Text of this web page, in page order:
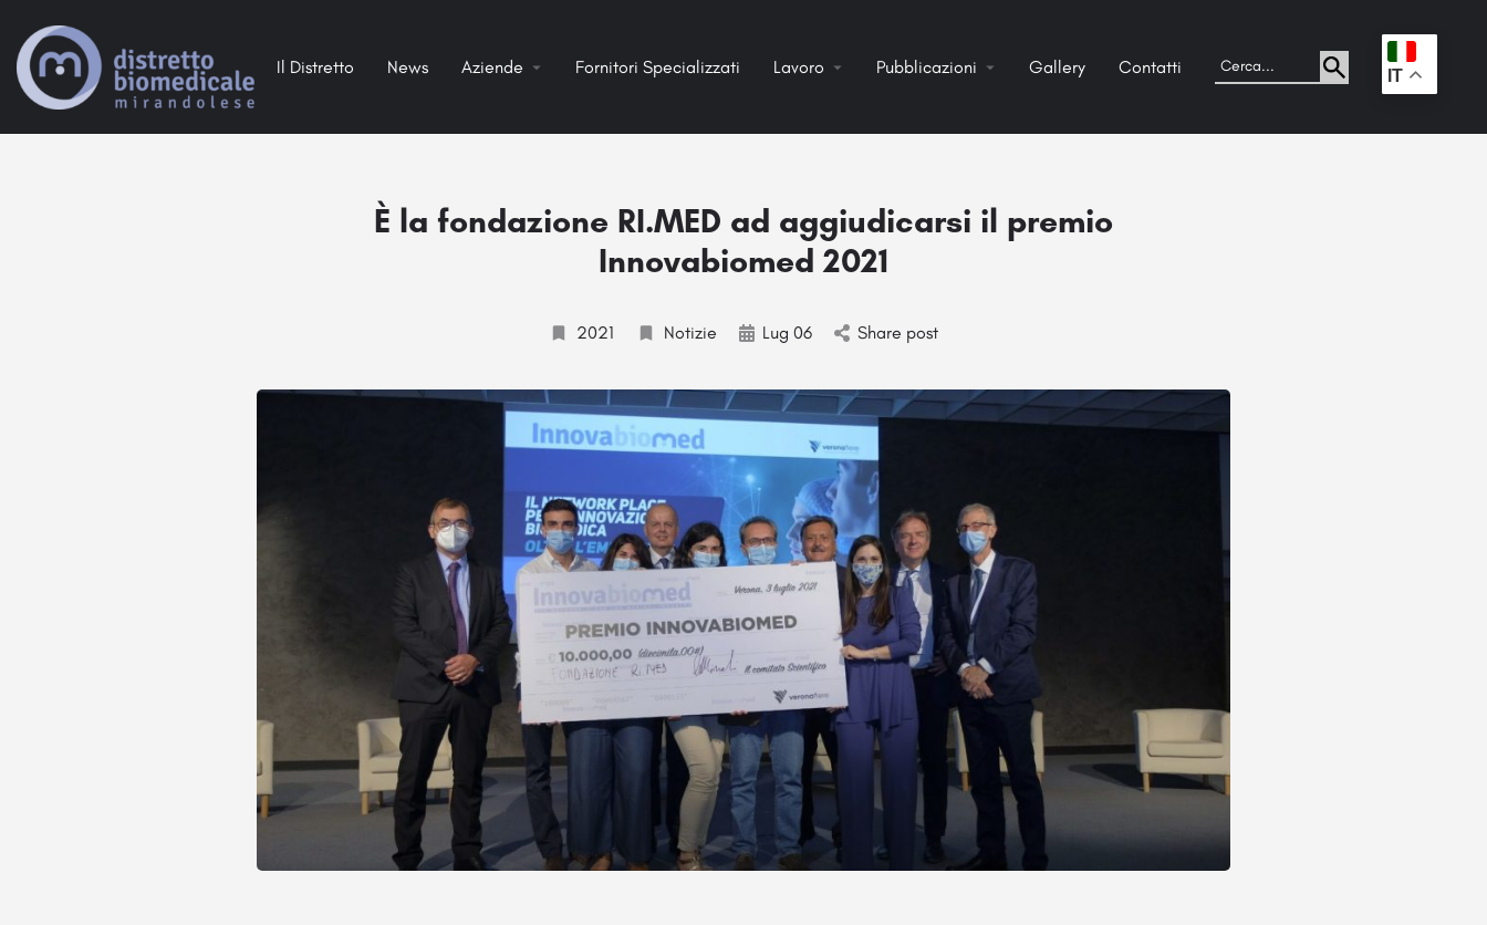
Il Distretto News Aziende Fornitori Specializzati Lavoro Pubblicazioni Gallery Contatti . IT
È la fondazione RI.MED ad aggiudicarsi il premio
Innovabiomed 2021
2021 Notizie Lug 06 Share post